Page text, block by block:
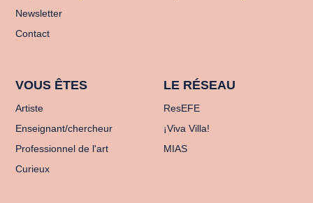
Newsletter
Contact
VOUS ÊTES
Artiste
Enseignant/chercheur
Professionnel de l'art
Curieux
LE RÉSEAU
ResEFE
¡Viva Villa!
MIAS